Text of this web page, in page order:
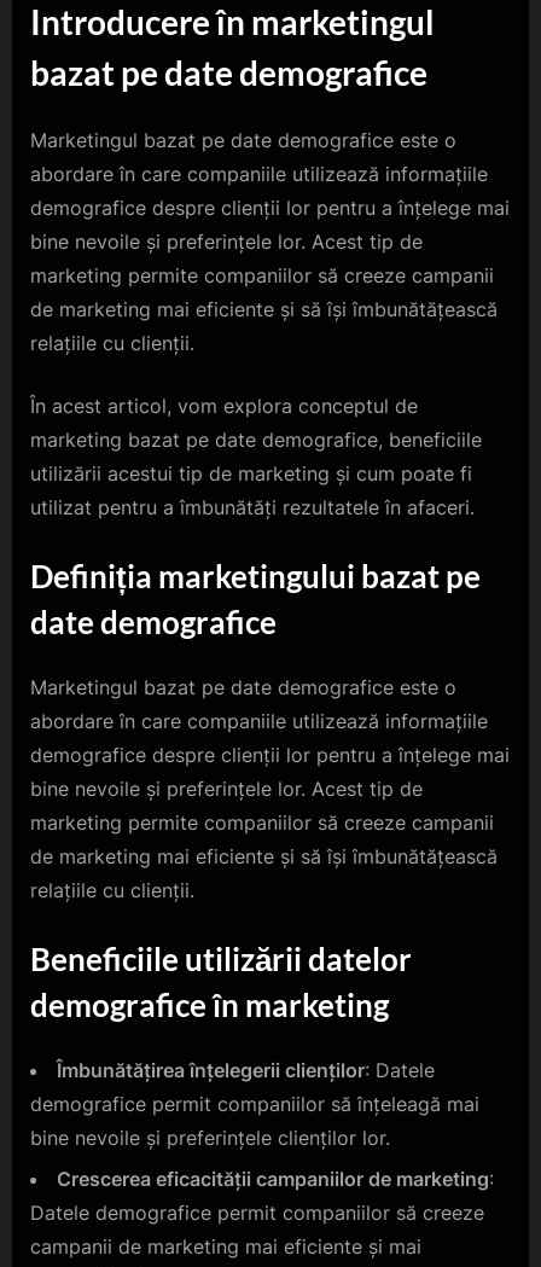
Introducere în marketingul
bazat pe date demografice
Marketingul bazat pe date demografice este o
abordare în care companiile utilizează informațiile
demografice despre clienții lor pentru a înțelege mai
bine nevoile și preferințele lor. Acest tip de
marketing permite companiilor să creeze campanii
de marketing mai eficiente și să își îmbunătățească
relațiile cu clienții.
În acest articol, vom explora conceptul de
marketing bazat pe date demografice, beneficiile
utilizării acestui tip de marketing și cum poate fi
utilizat pentru a îmbunătăți rezultatele în afaceri.
Definiția marketingului bazat pe
date demografice
Marketingul bazat pe date demografice este o
abordare în care companiile utilizează informațiile
demografice despre clienții lor pentru a înțelege mai
bine nevoile și preferințele lor. Acest tip de
marketing permite companiilor să creeze campanii
de marketing mai eficiente și să își îmbunătățească
relațiile cu clienții.
Beneficiile utilizării datelor
demografice în marketing
Îmbunătățirea înțelegerii clienților: Datele
demografice permit companiilor să înțeleagă mai
bine nevoile și preferințele clienților lor.
Crescerea eficacității campaniilor de marketing:
Datele demografice permit companiilor să creeze
campanii de marketing mai eficiente și mai